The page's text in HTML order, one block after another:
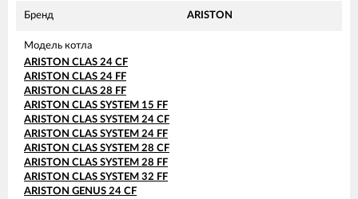
Бренд ARISTON
Модель котла
ARISTON CLAS 24 CF
ARISTON CLAS 24 FF
ARISTON CLAS 28 FF
ARISTON CLAS SYSTEM 15 FF
ARISTON CLAS SYSTEM 24 CF
ARISTON CLAS SYSTEM 24 FF
ARISTON CLAS SYSTEM 28 CF
ARISTON CLAS SYSTEM 28 FF
ARISTON CLAS SYSTEM 32 FF
ARISTON GENUS 24 CF